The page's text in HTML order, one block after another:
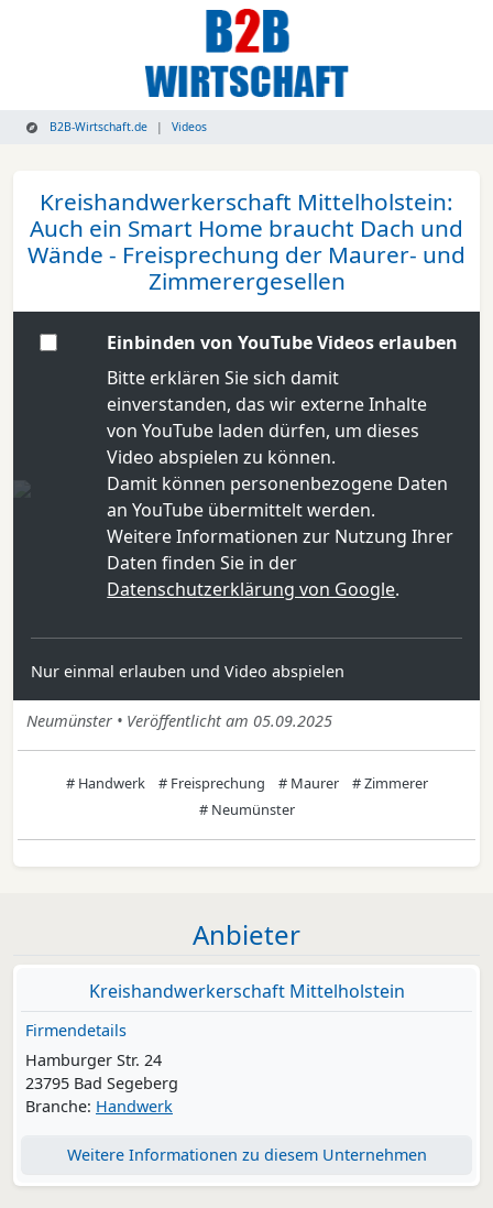
B2B-Wirtschaft.de Videos
Kreishandwerkerschaft Mittelholstein:
Auch ein Smart Home braucht Dach und
Wände - Freisprechung der Maurer- und
Zimmerergesellen
Einbinden von YouTube Videos erlauben
Bitte erklären Sie sich damit
einverstanden, das wir externe Inhalte
von YouTube laden dürfen, um dieses
Video abspielen zu können.
Damit können personenbezogene Daten
an YouTube übermittelt werden.
Weitere Informationen zur Nutzung Ihrer
Daten finden Sie in der
Datenschutzerklärung von Google.
Nur einmal erlauben und Video abspielen
Neumünster • Veröffentlicht am 05.09.2025
# Handwerk # Freisprechung # Maurer
# Zimmerer
# Neumünster
Anbieter
Kreishandwerkerschaft Mittelholstein
Firmendetails
Hamburger Str. 24
23795 Bad Segeberg
Branche: Handwerk
Weitere Informationen zu diesem Unternehmen